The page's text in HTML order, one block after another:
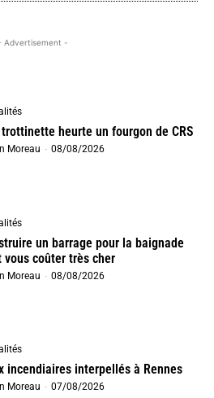
Advertisement -
trottinette heurte un fourgon de CRS
Moreau - 08/08/2026
un barrage pour la baignade
vous coûter très cher
Moreau - 08/08/2026
incendiaires interpellés à Rennes
Moreau - 07/08/2026